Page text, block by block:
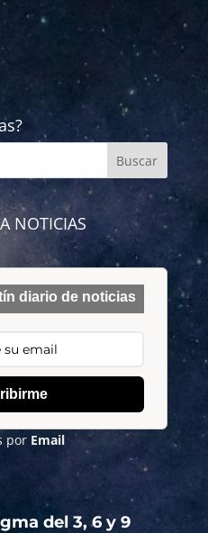
NOTICIAS
diario de noticias
por Email
del 3, 6 y 9